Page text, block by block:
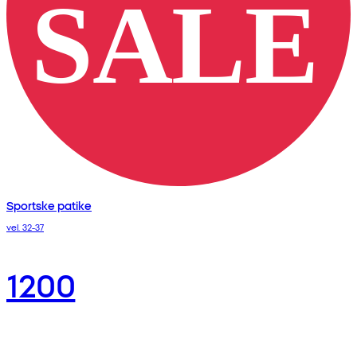
Sportske patike
vel. 32-37
1200